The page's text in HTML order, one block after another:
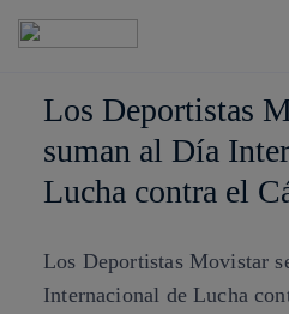
Los Deportistas
suman al Día
Lucha contra el
Los Deportistas Movistar
Internacional de Lucha